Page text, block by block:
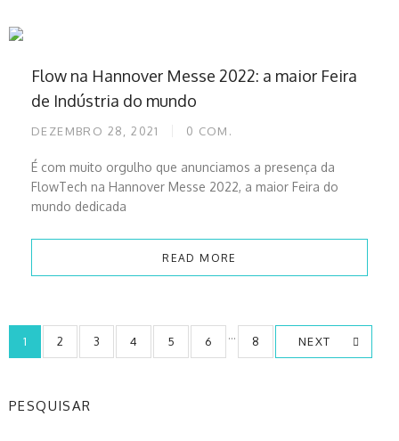
Flow na Hannover Messe 2022: a maior Feira
de Indústria do mundo
DEZEMBRO 28, 2021 0 COM.
É com muito orgulho que anunciamos a presença da
FlowTech na Hannover Messe 2022, a maior Feira do
mundo dedicada
READ MORE
1 2 3 4 5 6 … 8 NEXT
PESQUISAR